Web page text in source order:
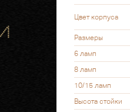
Цвет корпуса
Размеры
6 ламп
8 ламп
10/15 ламп
Высота стойки